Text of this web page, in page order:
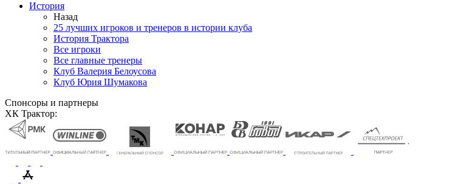
История
Назад
25 лучших игроков и тренеров в истории клуба
История Трактора
Все игроки
Все главные тренеры
Клуб Валерия Белоусова
Клуб Юрия Шумакова
Спонсоры и партнеры
ХК Трактор: